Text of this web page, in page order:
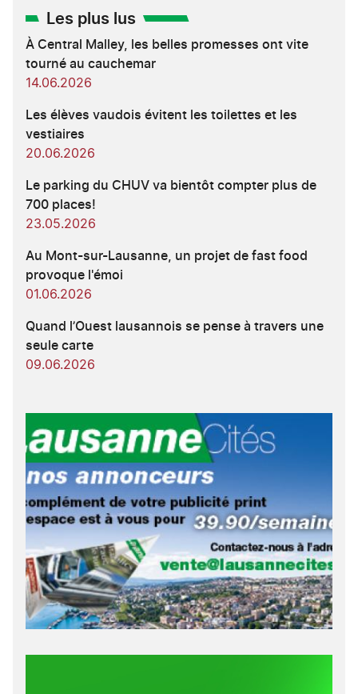
Les plus lus
À Central Malley, les belles promesses ont vite
tourné au cauchemar
14.06.2026
Les élèves vaudois évitent les toilettes et les
vestiaires
20.06.2026
Le parking du CHUV va bientôt compter plus de
700 places!
23.05.2026
Au Mont-sur-Lausanne, un projet de fast food
provoque l'émoi
01.06.2026
Quand l’Ouest lausannois se pense à travers une
seule carte
09.06.2026